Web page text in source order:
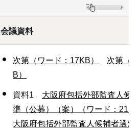
会議資料
次第（ワード：17KB）
次第（
B）
資料1 大阪府包括外部監査人候
準（公募）（案）（ワード：
大阪府包括外部監査人候補者選定